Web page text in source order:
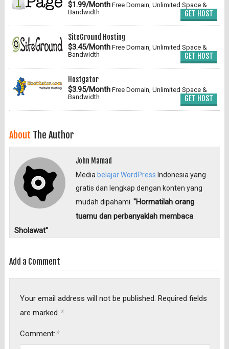
$1.99/MonthFree Domain, Unlimited Space &
Bandwidth
GET HOST
SiteGround Hosting
$3.45/MonthFree Domain, Unlimited Space &
Bandwidth
GET HOST
Hostgator
$3.95/MonthFree Domain, Unlimited Space &
Bandwidth
GET HOST
About The Author
John Mamad
Mediabelajar WordPress Indonesia yang
gratis dan lengkap dengan konten yang
mudah dipahami."Hormatilah orang
tuamu dan perbanyaklah membaca
Sholawat"
Add a Comment
Your email address will not be published. Required fields
are marked *
Comment:*